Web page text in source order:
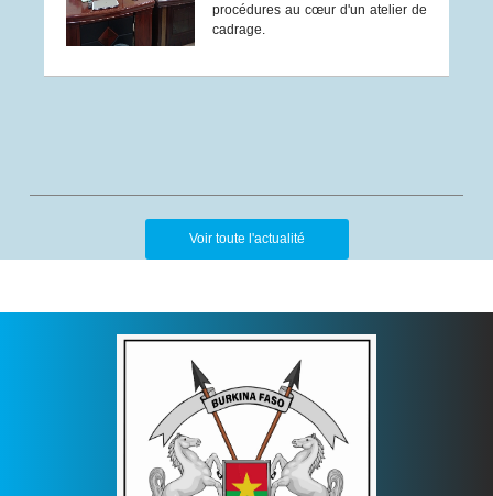
procédures au cœur d'un atelier de
cadrage.
Voir toute l'actualité